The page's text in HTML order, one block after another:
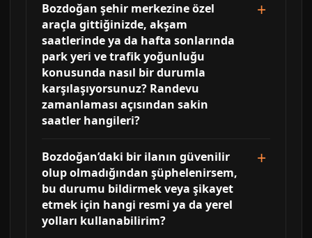
Bozdoğan şehir merkezine özel
araçla gittiğinizde, akşam
saatlerinde ya da hafta sonlarında
park yeri ve trafik yoğunluğu
konusunda nasıl bir durumla
karşılaşıyorsunuz? Randevu
zamanlaması açısından sakin
saatler hangileri?
Bozdoğan’daki bir ilanın güvenilir
olup olmadığından şüphelenirsem,
bu durumu bildirmek veya şikayet
etmek için hangi resmi ya da yerel
yolları kullanabilirim?